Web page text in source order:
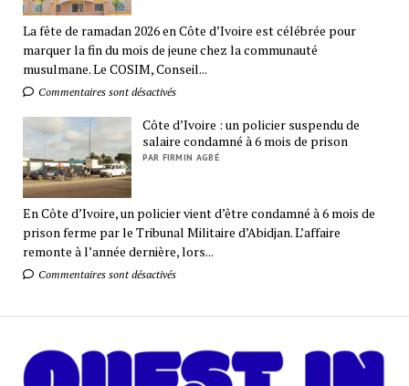
La fête de ramadan 2026 en Côte d’Ivoire est célébrée pour
marquer la fin du mois de jeune chez la communauté
musulmane. Le COSIM, Conseil...
Commentaires sont désactivés
Côte d’Ivoire : un policier suspendu de
salaire condamné à 6 mois de prison
PAR FIRMIN AGBÉ
En Côte d’Ivoire, un policier vient d’être condamné à 6 mois de
prison ferme par le Tribunal Militaire d’Abidjan. L’affaire
remonte à l’année dernière, lors...
Commentaires sont désactivés